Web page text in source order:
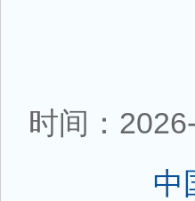
时间：
中